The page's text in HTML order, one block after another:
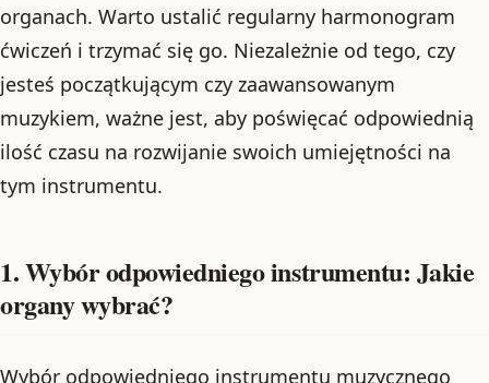
organach. Warto ustalić regularny harmonogram
ćwiczeń i trzymać się go. Niezależnie od tego, czy
jesteś początkującym czy zaawansowanym
muzykiem, ważne jest, aby poświęcać odpowiednią
ilość czasu na rozwijanie swoich umiejętności na
tym instrumentu.
1. Wybór odpowiedniego instrumentu: Jakie
organy wybrać?
Wybór odpowiedniego instrumentu muzycznego